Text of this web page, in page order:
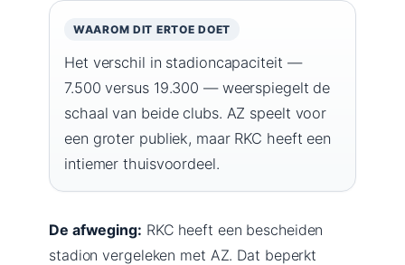
WAAROM DIT ERTOE DOET
Het verschil in stadioncapaciteit —
7.500 versus 19.300 — weerspiegelt de
schaal van beide clubs. AZ speelt voor
een groter publiek, maar RKC heeft een
intiemer thuisvoordeel.
De afweging: RKC heeft een bescheiden
stadion vergeleken met AZ. Dat beperkt